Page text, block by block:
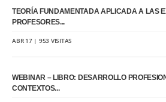
TEORÍA FUNDAMENTADA APLICADA A LAS
PROFESORES...
ABR 17 | 953 VISITAS
WEBINAR – LIBRO: DESARROLLO
CONTEXTOS...